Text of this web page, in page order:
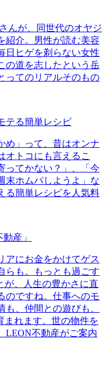
んが、同世代のオヤジ
紹介。男性が読む美容
日ヒゲを剃らない女性
の道を志したという岳
ってのリアルそのもの
テる簡単レシピ
め」って、昔はオンナ
オトコにも言えるこ
ってかない？」、「今
末ホムパしようよ」な
る簡単レシピを人気料
産」
アにお金をかけてゲス
らも。もっとも過ごす
が、人生の豊かさに直
のですね。仕事へのモ
、仲間との遊びも、
まれます。世の物件を
LEON不動産がご案内